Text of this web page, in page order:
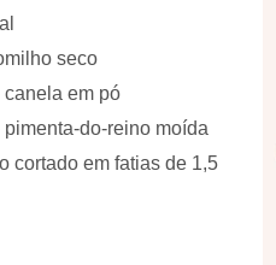
seco
canela em pó
do-reino moída
cortado em fatias de 1,5